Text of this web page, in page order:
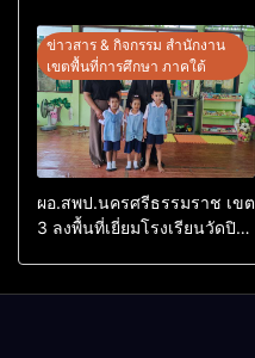
ต้นแบบ” ระดับประเทศ รุ่นที่ 3
ประจำปีงบประมาณ พ.ศ.
2569
ข่าวสาร & กิจกรรม สำนักงาน
เขตพื้นที่การศึกษา ภาคใต้
ผอ.สพป.นครศรีธรรมราช เขต
3 ลงพื้นที่เยี่ยมโรงเรียนวัดปิยา